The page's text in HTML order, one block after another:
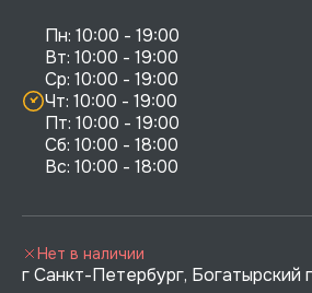
Пн: 10:00 - 19:00
Вт: 10:00 - 19:00
Ср: 10:00 - 19:00
Чт: 10:00 - 19:00
Пт: 10:00 - 19:00
Сб: 10:00 - 18:00
г Санкт-Петербург, Богатырский
Нет в наличии